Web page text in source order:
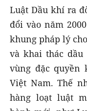
Luật Dầu khí ra
đổi vào năm
khung pháp lý
và khai thác
vùng đặc quyền
Việt Nam. Thế
hàng loạt luật